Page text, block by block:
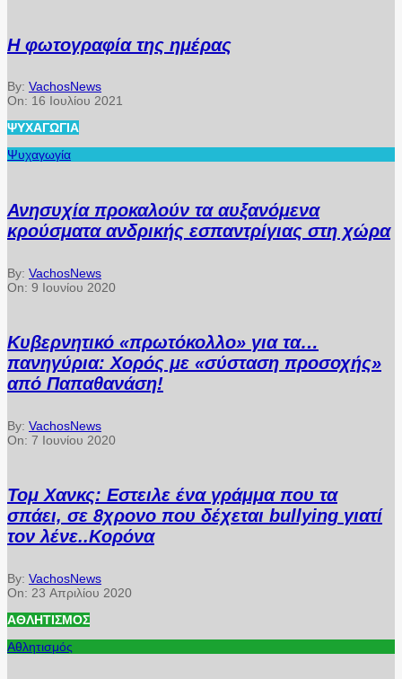
Η φωτογραφία της ημέρας
By: VachosNews
On: 16 Ιουλίου 2021
ΨΥΧΑΓΩΓΊΑ
Ψυχαγωγία
Ανησυχία προκαλούν τα αυξανόμενα
κρούσματα ανδρικής εσπαντρίγιας στη χώρα
By: VachosNews
On: 9 Ιουνίου 2020
Κυβερνητικό «πρωτόκολλο» για τα…
πανηγύρια: Χορός με «σύσταση προσοχής»
από Παπαθανάση!
By: VachosNews
On: 7 Ιουνίου 2020
Τομ Χανκς: Εστειλε ένα γράμμα που τα
σπάει, σε 8χρονο που δέχεται bullying γιατί
τον λένε..Κορόνα
By: VachosNews
On: 23 Απριλίου 2020
ΑΘΛΗΤΙΣΜΌΣ
Αθλητισμός